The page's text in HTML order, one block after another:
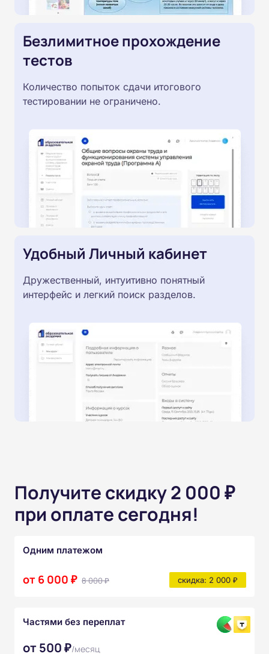
Безлимитное прохождение
тестов
Количество попыток сдачи итогового
тестировании не ограничено.
Удобный Личный кабинет
Дружественный, интуитивно понятный
интерфейс и легкий поиск разделов.
Получите скидку 2 000 ₽
при оплате сегодня!
Одним платежом
от 6 000 ₽ 8 000 ₽ скидка: 2 000 ₽
Частями без переплат
от 500 ₽/месяц